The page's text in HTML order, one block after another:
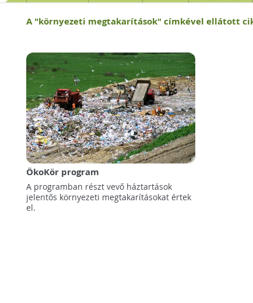
A "környezeti megtakarítások" címkével ellátott
ÖkoKör program
A programban részt vevő háztartások
jelentős környezeti megtakarításokat értek
el.